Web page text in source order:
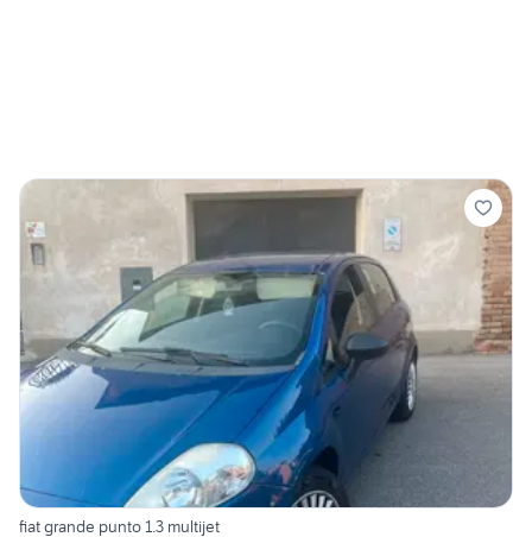
fiat grande punto 1.3 multijet